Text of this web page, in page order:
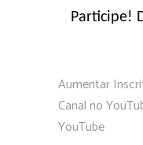
Participe!
Aumentar
Canal no
YouTube